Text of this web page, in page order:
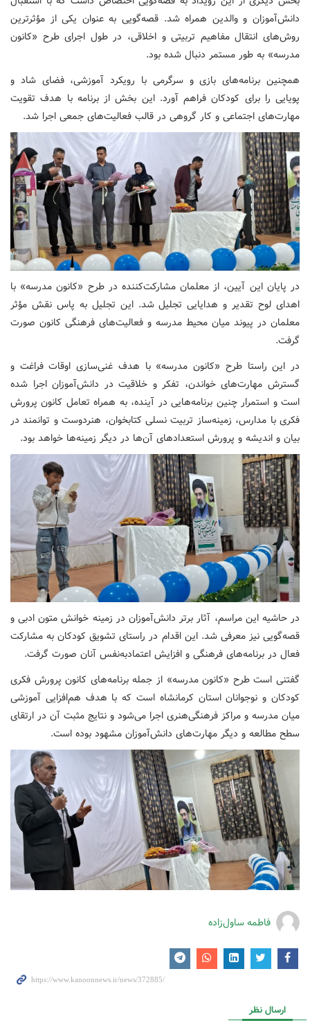
دانش‌آموزان و والدین همراه شد. قصه‌گویی به عنوان یکی از مؤثرترین
روش‌های انتقال مفاهیم تربیتی و اخلاقی، در طول اجرای طرح «کانون
مدرسه» به طور مستمر دنبال شده بود.
همچنین برنامه‌های بازی و سرگرمی با رویکرد آموزشی، فضای شاد و
پویایی را برای کودکان فراهم آورد. این بخش از برنامه با هدف تقویت
مهارت‌های اجتماعی و کار گروهی در قالب فعالیت‌های جمعی اجرا شد.
در پایان این آیین، از معلمان مشارکت‌کننده در طرح «کانون مدرسه» با
اهدای لوح تقدیر و هدایایی تجلیل شد. این تجلیل به پاس نقش مؤثر
معلمان در پیوند میان محیط مدرسه و فعالیت‌های فرهنگی کانون صورت
گرفت.
در این راستا طرح «کانون مدرسه» با هدف غنی‌سازی اوقات فراغت و
گسترش مهارت‌های خواندن، تفکر و خلاقیت در دانش‌آموزان اجرا شده
است و استمرار چنین برنامه‌هایی در آینده، به همراه تعامل کانون پرورش
فکری با مدارس، زمینه‌ساز تربیت نسلی کتابخوان، هنردوست و توانمند در
بیان و اندیشه و پرورش استعدادهای آن‌ها در دیگر زمینه‌ها خواهد بود.
در حاشیه این مراسم، آثار برتر دانش‌آموزان در زمینه خوانش متون ادبی و
قصه‌گویی نیز معرفی شد. این اقدام در راستای تشویق کودکان به مشارکت
فعال در برنامه‌های فرهنگی و افزایش اعتمادبه‌نفس آنان صورت گرفت.
گفتنی است طرح «کانون مدرسه» از جمله برنامه‌های کانون پرورش فکری
کودکان و نوجوانان استان کرمانشاه است که با هدف هم‌افزایی آموزشی
میان مدرسه و مراکز فرهنگی‌هنری اجرا می‌شود و نتایج مثبت آن در ارتقای
سطح مطالعه و دیگر مهارت‌های دانش‌آموزان مشهود بوده است.
فاطمه ساول‌زاده
ارسال نظر